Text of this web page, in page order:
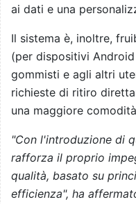
ai dati e una
Il sistema è, inoltre,
(per dispositivi Android
gommisti e agli altri
richieste di ritiro
una maggiore
"Con l'introduzione di
rafforza il proprio
qualità, basato su
efficienza", ha